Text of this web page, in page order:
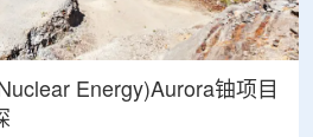
Energy)Aurora铀项目